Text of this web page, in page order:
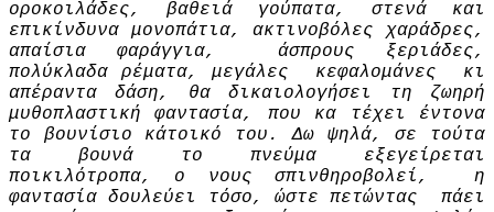
οροκοιλάδες, βα­θειά γούπατα, στενά και
επικίνδυνα μονοπάτια, ακτινοβόλες χαράδρες,
απαίσια φαράγγια, άσπρους ξεριάδες,
πολύκλαδα ρέματα, μεγάλες κεφαλομάνες κι
απέραντα δάση, θα δικαιολογήσει τη ζωηρή
μυθοπλαστική φαντασία, που κα­ τέχει έντονα
το βουνίσιο κάτοικό του. Δω ψηλά, σε τούτα
τα βουνά το πνεύμα εξεγείρεται
ποικιλότροπα, ο νους σπινθηροβολεί, η
φαντασία δουλεύει τόσο, ώστε πετώντας πάει